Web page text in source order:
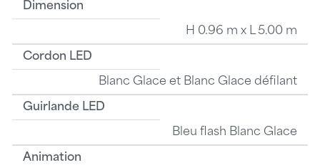
Dimension
H 0.96 m x L 5.00 m
Cordon LED
Blanc Glace et Blanc Glace défilant
Guirlande LED
Bleu flash Blanc Glace
Animation